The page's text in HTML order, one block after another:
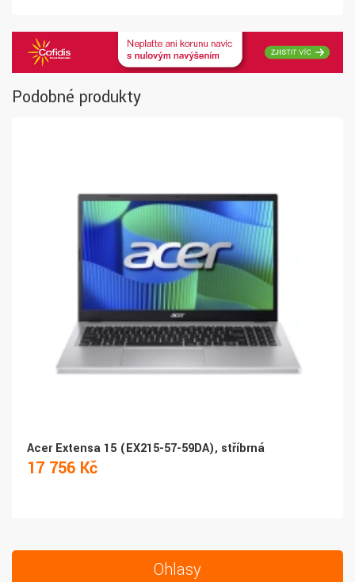
Podobné produkty
Acer Extensa 15 (EX215-57-59DA), stříbrná
17 756 Kč
Ohlasy